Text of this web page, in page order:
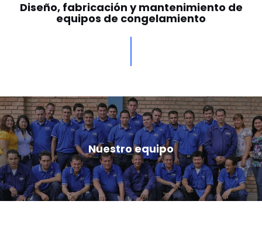
Diseño, fabricación y mantenimiento de
equipos de congelamiento
Nuestro equipo